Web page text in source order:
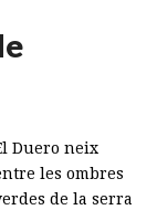
Duero neix
les ombres
de la serra